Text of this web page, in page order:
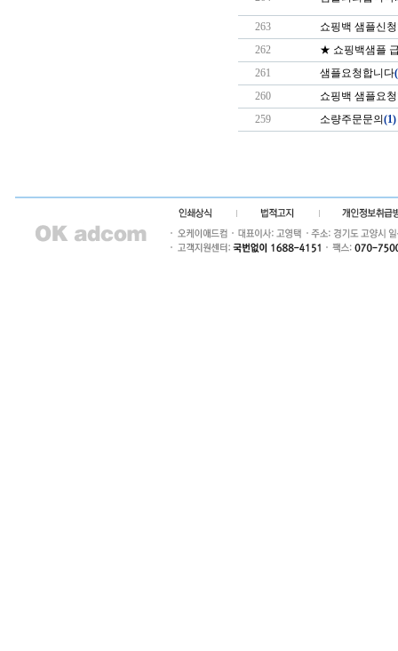
263
쇼핑백 샘플신
262
★ 쇼핑백샘플
261
샘플요청합니다
260
쇼핑백 샘플요
259
소량주문문의 (1)